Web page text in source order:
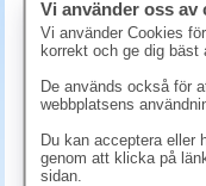
Vi använder oss av
Vi använder Cookies
korrekt och ge dig bäst
De används också för
webbplatsens
Du kan acceptera eller
genom att klicka på
sidan.